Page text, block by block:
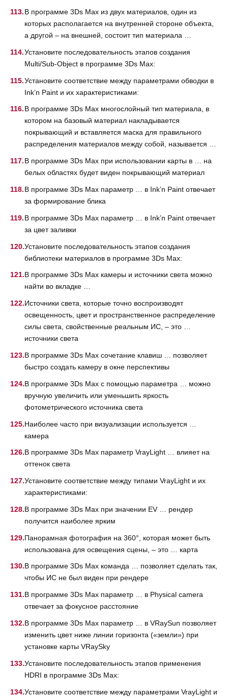
В программе 3Ds Max из двух материалов, один из
которых располагается на внутренней стороне объекта,
а другой – на внешней, состоит тип материала …
Установите последовательность этапов создания
Multi/Sub-Object в программе 3Ds Max:
Установите соответствие между параметрами обводки в
Ink’n Paint и их характеристиками:
В программе 3Ds Max многослойный тип материала, в
котором на базовый материал накладывается
покрывающий и вставляется маска для правильного
распределения материалов между собой, называется …
В программе 3Ds Max при использовании карты в … на
белых областях будет виден покрывающий материал
В программе 3Ds Max параметр … в Ink’n Paint отвечает
за формирование блика
В программе 3Ds Max параметр … в Ink’n Paint отвечает
за цвет заливки
Установите последовательность этапов создания
библиотеки материалов в программе 3Ds Max:
В программе 3Ds Max камеры и источники света можно
найти во вкладке …
Источники света, которые точно воспроизводят
освещенность, цвет и пространственное распределение
силы света, свойственные реальным ИС, – это …
источники света
В программе 3Ds Max сочетание клавиш … позволяет
быстро создать камеру в окне перспективы
В программе 3Ds Max с помощью параметра … можно
вручную увеличить или уменьшить яркость
фотометрического источника света
Наиболее часто при визуализации используется …
камера
В программе 3Ds Max параметр VrayLight … влияет на
оттенок света
Установите соответствие между типами VrayLight и их
характеристиками:
В программе 3Ds Max при значении EV … рендер
получится наиболее ярким
Панорамная фотография на 360°, которая может быть
использована для освещения сцены, – это … карта
В программе 3Ds Max команда … позволяет сделать так,
чтобы ИС не был виден при рендере
В программе 3Ds Max параметр … в Physical camera
отвечает за фокусное расстояние
В программе 3Ds Max параметр … в VRaySun позволяет
изменить цвет ниже линии горизонта («земли») при
установке карты VRaySky
Установите последовательность этапов применения
HDRI в программе 3Ds Max:
Установите соответствие между параметрами VrayLight и